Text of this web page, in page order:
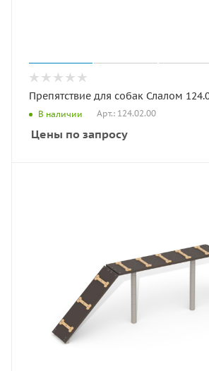
Препятствие для собак Слалом
В наличии Арт.: 124.02.00
Цены по запросу